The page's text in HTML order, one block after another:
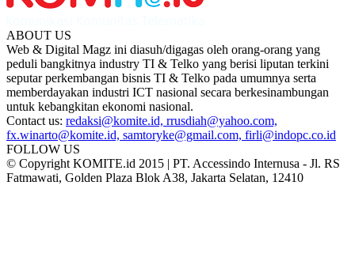
ABOUT US
Web & Digital Magz ini diasuh/digagas oleh orang-orang yang
peduli bangkitnya industry TI & Telko yang berisi liputan terkini
seputar perkembangan bisnis TI & Telko pada umumnya serta
memberdayakan industri ICT nasional secara berkesinambungan
untuk kebangkitan ekonomi nasional.
Contact us: redaksi@komite.id, rrusdiah@yahoo.com,
fx.winarto@komite.id, samtoryke@gmail.com, firli@indopc.co.id
FOLLOW US
© Copyright KOMITE.id 2015 | PT. Accessindo Internusa - Jl. RS
Fatmawati, Golden Plaza Blok A38, Jakarta Selatan, 12410